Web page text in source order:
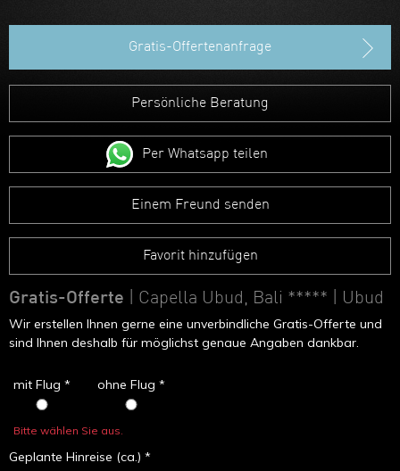
Gratis-Offertenanfrage
Persönliche Beratung
Per Whatsapp teilen
Einem Freund senden
Favorit hinzufügen
Gratis-Offerte | Capella Ubud, Bali ***** | Ubud
Wir erstellen Ihnen gerne eine unverbindliche Gratis-Offerte und
sind Ihnen deshalb für möglichst genaue Angaben dankbar.
mit Flug * ohne Flug *
Bitte wählen Sie aus.
Geplante Hinreise (ca.) *